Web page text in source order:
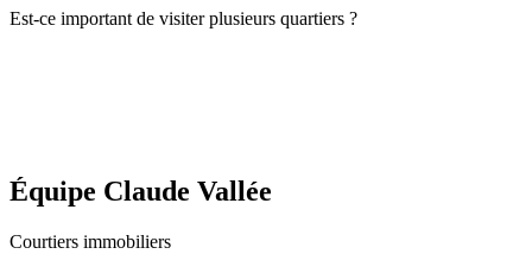
Est-ce important de visiter plusieurs quartiers ?
Équipe Claude Vallée
Courtiers immobiliers